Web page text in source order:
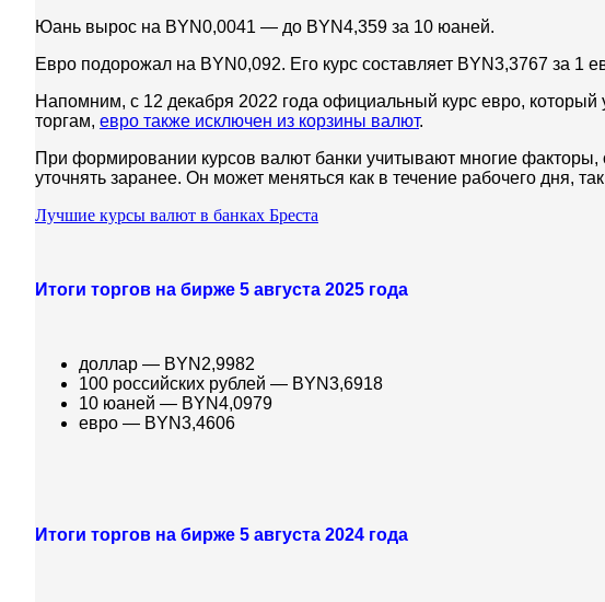
Юань вырос на BYN0,0041 — до BYN4,359 за 10 юаней.
Евро подорожал на BYN0,092. Его курс составляет BYN3,3767 за 1
Напомним, с 12 декабря 2022 года официальный курс евро,
торгам, евро также исключен из корзины валют.
При формировании курсов валют банки учитывают многие факторы,
уточнять заранее. Он может меняться как в течение рабочего дня,
Лучшие курсы валют в банках Бреста
Итоги торгов на бирже 5 августа 2025 года
доллар — BYN2,9982
100 российских рублей — BYN3,6918
10 юаней — BYN4,0979
евро — BYN3,4606
Итоги торгов на бирже 5 августа 2024 года